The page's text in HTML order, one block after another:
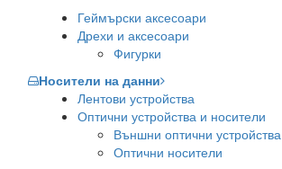
Геймърски аксесоари
Дрехи и аксесоари
Фигурки
Носители на данни
Лентови устройства
Оптични устройства и носители
Външни оптични устройства
Оптични носители